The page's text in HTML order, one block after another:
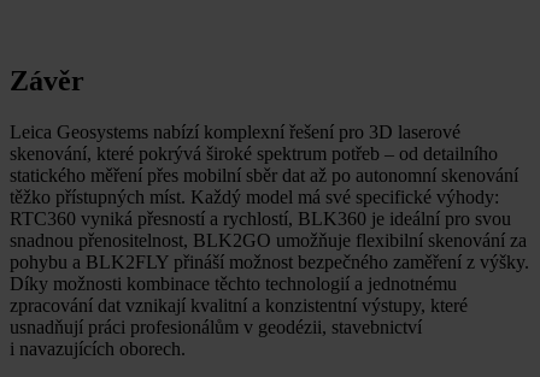
Závěr
Leica Geosystems nabízí komplexní řešení pro 3D laserové
skenování, které pokrývá široké spektrum potřeb – od detailního
statického měření přes mobilní sběr dat až po autonomní skenování
těžko přístupných míst. Každý model má své specifické výhody:
RTC360 vyniká přesností a rychlostí, BLK360 je ideální pro svou
snadnou přenositelnost, BLK2GO umožňuje flexibilní skenování za
pohybu a BLK2FLY přináší možnost bezpečného zaměření z výšky.
Díky možnosti kombinace těchto technologií a jednotnému
zpracování dat vznikají kvalitní a konzistentní výstupy, které
usnadňují práci profesionálům v geodézii, stavebnictví
i navazujících oborech.